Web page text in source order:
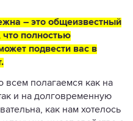
– это общеизвестный
полностью
подвести вас в
всем полагаемся как на
и на долговременную
как нам хотелось